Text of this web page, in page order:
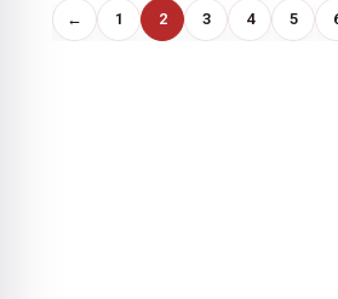
← 1 2 3 4 5